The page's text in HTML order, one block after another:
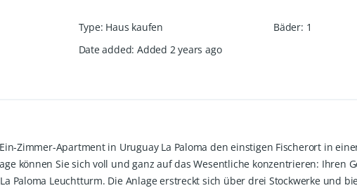
Type: Haus kaufen Bäder: 1
Date added: Added 2 years ago
Zimmer-Apartment in Uruguay La Paloma den einstigen Fischerort in
können Sie sich voll und ganz auf das Wesentliche konzentrieren: Ihren
Paloma Leuchtturm. Die Anlage erstreckt sich über drei Stockwerke und